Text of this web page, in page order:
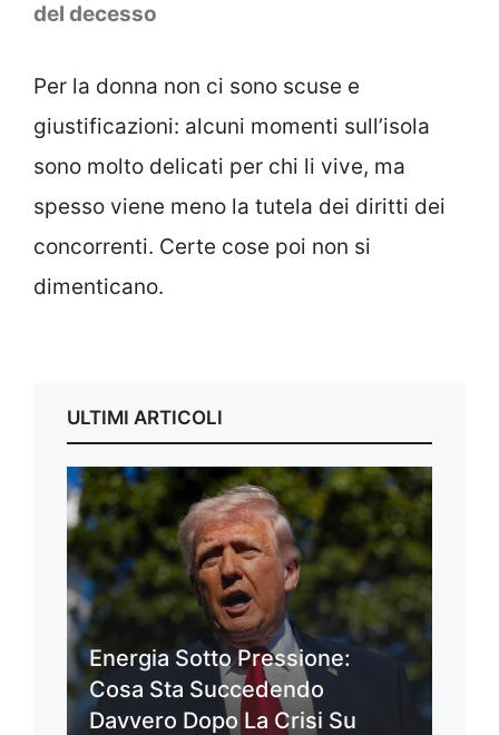
del decesso
Per la donna non ci sono scuse e
giustificazioni: alcuni momenti sull’isola
sono molto delicati per chi li vive, ma
spesso viene meno la tutela dei diritti dei
concorrenti. Certe cose poi non si
dimenticano.
ULTIMI ARTICOLI
Energia Sotto Pressione:
Cosa Sta Succedendo
Davvero Dopo La Crisi Su